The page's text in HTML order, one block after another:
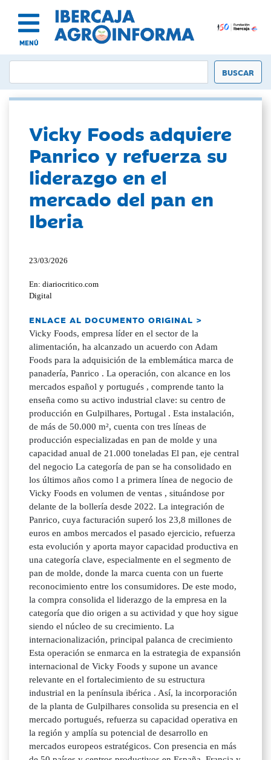
MENÚ
Vicky Foods adquiere
Panrico y refuerza su
liderazgo en el
mercado del pan en
Iberia
23/03/2026
En: diariocritico.com
Digital
ENLACE AL DOCUMENTO ORIGINAL >
Vicky Foods, empresa líder en el sector de la
alimentación, ha alcanzado un acuerdo con Adam
Foods para la adquisición de la emblemática marca de
panadería, Panrico . La operación, con alcance en los
mercados español y portugués , comprende tanto la
enseña como su activo industrial clave: su centro de
producción en Gulpilhares, Portugal . Esta instalación,
de más de 50.000 m², cuenta con tres líneas de
producción especializadas en pan de molde y una
capacidad anual de 21.000 toneladas El pan, eje central
del negocio La categoría de pan se ha consolidado en
los últimos años como l a primera línea de negocio de
Vicky Foods en volumen de ventas , situándose por
delante de la bollería desde 2022. La integración de
Panrico, cuya facturación superó los 23,8 millones de
euros en ambos mercados el pasado ejercicio, refuerza
esta evolución y aporta mayor capacidad productiva en
una categoría clave, especialmente en el segmento de
pan de molde, donde la marca cuenta con un fuerte
reconocimiento entre los consumidores. De este modo,
la compra consolida el liderazgo de la empresa en la
categoría que dio origen a su actividad y que hoy sigue
siendo el núcleo de su crecimiento. La
internacionalización, principal palanca de crecimiento
Esta operación se enmarca en la estrategia de expansión
internacional de Vicky Foods y supone un avance
relevante en el fortalecimiento de su estructura
industrial en la península ibérica . Así, la incorporación
de la planta de Gulpilhares consolida su presencia en el
mercado portugués, refuerza su capacidad operativa en
la región y amplía su potencial de desarrollo en
mercados europeos estratégicos. Con presencia en más